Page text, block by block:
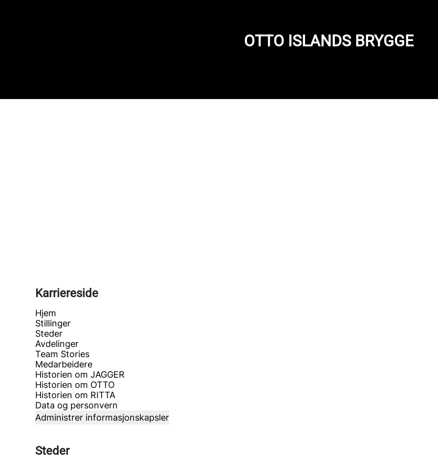
OTTO ISLANDS BRYGGE
Karriereside
Hjem
Stillinger
Steder
Avdelinger
Team Stories
Medarbeidere
Historien om JAGGER
Historien om OTTO
Historien om RITTA
Data og personvern
Administrer informasjonskapsler
Steder